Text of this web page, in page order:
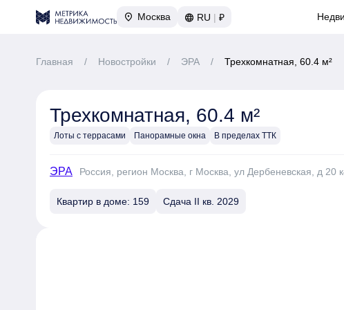
Москва RU | ₽
Главная / Новостройки / ЭРА / Трехкомнатная, 60.4 м²
Трехкомнатная, 60.4 м²
Лоты с террасами Панорамные окна В пределах ТТК
ЭРА Россия, регион Москва, г Москва, ул Дербеневская, д 20
Квартир в доме: 159 Сдача II кв. 2029